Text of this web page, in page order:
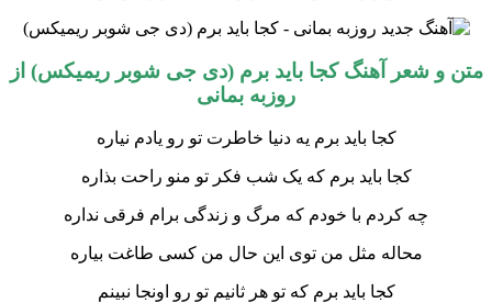
متن و شعر آهنگ کجا باید برم (دی جی شوبر ریمیکس) از
روزبه بمانی
کجا باید برم یه دنیا خاطرت تو رو یادم نیاره
کجا باید برم که یک شب فکر تو منو راحت بذاره
چه کردم با خودم که مرگ و زندگی برام فرقی نداره
محاله مثل من توی این حال من کسی طاغت بیاره
کجا باید برم که تو هر ثانیم تو رو اونجا نبینم